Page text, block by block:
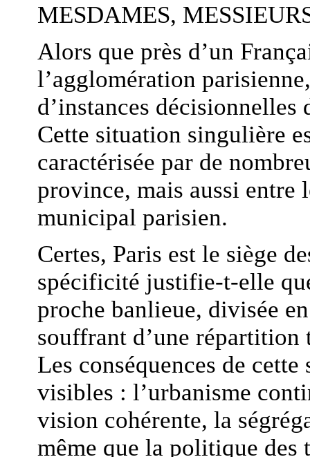
MESDAMES,
Alors que près d’un
l’agglomération
d’instances décisionnelles
Cette situation singulière
caractérisée par de
province, mais aussi
municipal parisien.
Certes, Paris est le siège
spécificité justifie-t-elle
proche banlieue, divisée
souffrant d’une répartition
Les conséquences de
visibles : l’urbanisme
vision cohérente, la
même que la politique des